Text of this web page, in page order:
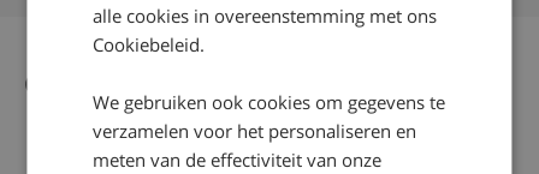
Gerelateerd nieuws
alle cookies in overeenstemming met ons
Cookiebeleid.
We gebruiken ook cookies om gegevens te
verzamelen voor het personaliseren en
meten van de effectiviteit van onze